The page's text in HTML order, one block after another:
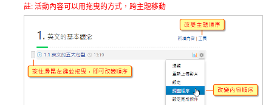
註: 活動內容可以用拖曳的方式，跨主題移動